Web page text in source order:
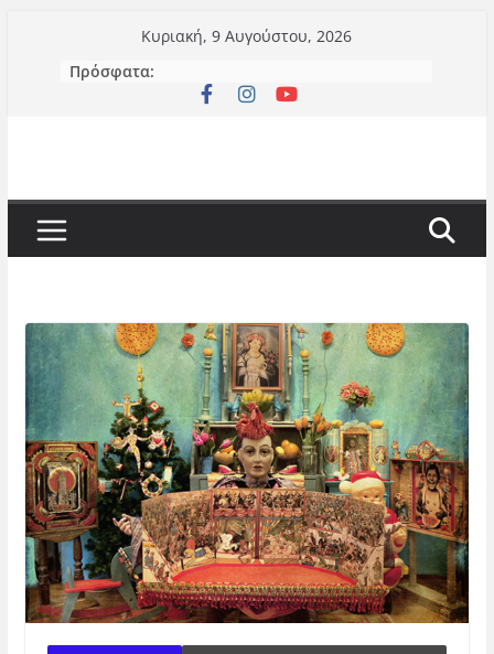
περιεχόμενο
Κυριακή, 9 Αυγούστου, 2026
Πρόσφατα: